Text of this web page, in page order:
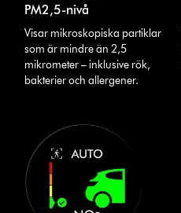
PM2,5-nivå
Visar mikroskopiska partiklar
som är mindre än 2,5
mikrometer – inklusive rök,
bakterier och allergener.